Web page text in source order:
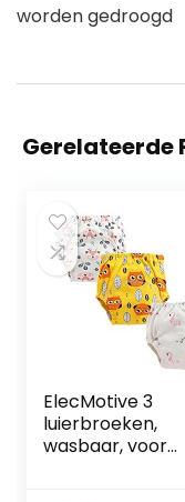
worden gedroogd
Gerelateerde
ElecMotive 3
luierbroeken,
wasbaar, voor